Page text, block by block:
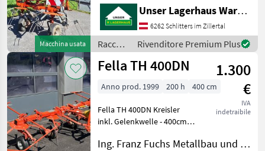
MARKETPLACE
Marketplace
Offerte dei
rivenditori
Annunci
Macchina usata
Unser Lagerhaus Warenhandelsges.m.b.H.
6262 Schlitters im Zillertal
Raccolta
mangimi
/ Fella
Rivenditore Premium Plus
Fella TH 400DN
1.300
€
IVA
indetraibile
Anno prod. 1999 200 h 400 cm
Fella TH 400DN Kreisler
inkl. Gelenkwelle - 400cm
klappbar - inkl,
Ing. Franz Fuchs Metallbau und Landtechnik GmbH & CoKG